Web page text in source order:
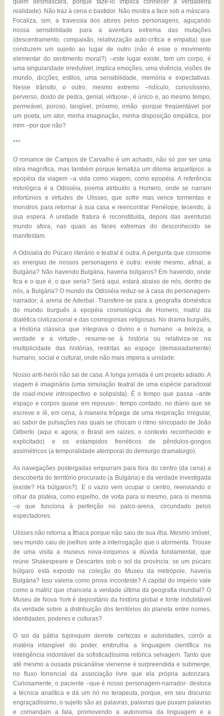
quem desmascara, porque fazê-lo implica conhecer a verdadeira
realidade). Não traz à cena o bastidor. Não mostra a face sob a máscara.
Focaliza, sim, a travessia dos atores pelos personagens, aguçando
nossa sensibilidade para a aventura extrema das mutações
(descentramento, compaixão, relativização auto-crítica e empatia) que
conduzem um sujeito ao lugar de outro (não é esse o movimento
elementar do sentimento moral?) –este lugar existe, tem um corpo, é
uma singularidade irredutível, implica emoções, uma vivência, visões de
mundo, dicções, estilos, uma sensibilidade, memória e expectativas.
Nesse trânsito, o outro, mesmo extremo –ridículo, curiosíssimo,
perverso, doido de pedra, genial, virtuose-, é único e, ao mesmo tempo,
permeável, poroso, tangível, próximo, irmão -porque freqüentável por
um poeta, um ator, minha imaginação, minha disposição empática, por
mim –por que não?
***
O romance de Campos de Carvalho é um achado, não só por ser uma
obra magnífica, mas também porque tematiza um dilema arquetípico: a
epopéia da viagem –a vida como viagem, como epopéia. A referência
mitológica é a Odisséia, poema atribuído a Homero, onde se narram
infortúnios e virtudes de Ulisses, que sofre mas vence tormentas e
monstros para retornar à sua casa e reencontrar Penélope, tecendo, à
sua espera. A unidade fratura é reconstituída, depois das aventuras
mundo afora, nas quais as faces extremas do desconhecido se
manifestam.
A Odisséia do Púcaro literário e teatral é outra. A pergunta que consome
as energias de nossos personagens é outra: existe mesmo, afinal, a
Bulgária? Não havendo Bulgária, haveria búlgaros? Em havendo, onde
fica e o que é, o que seria? Será aqui, estará abaixo de nós, dentro de
nós, a Bulgária? O mundo da Odisséia reduz-se à casa do personagem-
narrador; à arena de Aderbal. Transfere-se para a geografia doméstica
do mundo burguês a epopéia cosmológica de Homero, matriz da
dialética civilizacional e das cosmogonias religiosas. No drama burguês,
a História clássica que integrava o divino e o humano -a beleza, a
verdade e a virtude-, resume-se à história ou relativiza-se na
multiplicidade das histórias, restritas ao espaço (demasiadamente)
humano, social e cultural, onde não mais impera a unidade.
Nosso anti-herói não sai de casa. A longa jornada é um projeto adiado. A
viagem é imaginária (uma simulação teatral de uma espécie paradoxal
deroad-movie introspectivo e solipsista). É o tempo que passa –ante
espaço e corpos quase em repouso-; tempo contado, no diário que se
escreve e lê, em cena, à maneira trôpega de uma respiração irregular,
ao sabor de pulsações nas quais se chocam o ritmo sincopado de João
Gilberto (aqui e agora; o Brasil em raízes; o contexto reconhecido e
explicitado) e os estampidos frenéticos de pêndulos-gongos
assimétricos (a temporalidade atemporal do demiurgo dramaturgo).
As navegações postergadas empurram para fora do centro (da cena) a
descoberta do território procurado (a Bulgária) e da verdade investigada
(existe? Há búlgaros?). E o vazio vem ocupar o centro, reenviando o
olhar da platéia, como espelho, de volta para si mesmo, para si mesma
–o que funciona à perfeição no palco-arena, circundado pelos
espectadores.
Ulisses não retorna a Íthaca porque não saiu de sua ilha. Mesmo imóvel,
seu mundo caiu de joelhos ante a interrogação que o atormenta. Trouxe
de uma visita a museus nova-iorquinos a dúvida fundamental, que
reúne Shakespeare e Descartes sob o sol da província: se um púcaro
búlgaro está exposto na coleção do Museu da metrópole, haveria
Bulgária? Isso valeria como prova inconteste? A capital do império vale
como a matriz que chancela a verdade última da geografia mundial? O
Museu de Nova York é depositário da história global e fonte indubitável
da verdade sobre a distribuição dos territórios do planeta entre nomes,
identidades, poderes e culturas?
O sol da pátria tupiniquim derrete certezas e autoridades, corrói a
matéria intangível do poder, embrulha a linguagem científica na
inteligência indomável da sofisticadíssima retórica selvagem. Tanto que
até mesmo a ousada psicanálise vienense é surpreendida e submerge,
no fluxo torrencial da associação livre que ela própria autorizara.
Curiosamente, o paciente –que é nosso personagem-narrador- desloca
a técnica analítica e dá um nó no terapeuta, porque, em seu discurso
engraçadíssimo, o sujeito são as palavras, palavras que puxam palavras
e comandam a fala, promovendo a autonomia da linguagem e a